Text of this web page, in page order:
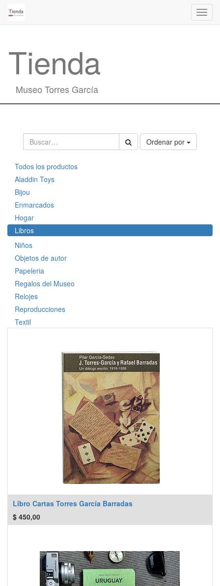
Tienda
Museo Torres García
Ordenar por
Todos los productos
Aladdin Toys
Bijou
Enmarcados
Hogar
Libros
Niños
Objetos de autor
Papeleria
Regalos del Museo
Relojes
Reproducciones
Textil
Libro Cartas Torres García Barradas
$ 450,00